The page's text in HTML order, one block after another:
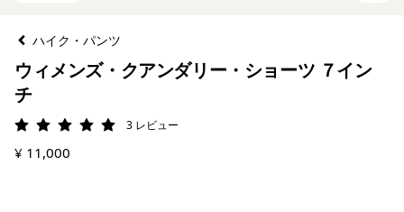
ハイク・パンツ
ウィメンズ・クアンダリー・ショーツ ７イン
チ
評価: 5 / 5 3 レビュー
¥ 11,000